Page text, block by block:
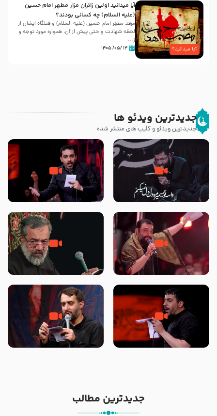
آیا میدانید؟
آیا میدانید اولین زائران مزار مطهر امام حسین
(علیه السلام) چه کسانی بودند؟
مرقد مطهر امام حسین (علیه السلام) و قتلگاه ایشان از
لحظه شهادت و حتی پیش از آن، همواره مورد توجه و
ز...
۱۴ /۰۵/ ۱۴۰۵
جدیدترین ویدئو ها
جدیدترین ویدئو و کلیپ های منتشر شده
مصداق کربلا – حاج حسین سیب
سرخی
شور ، حسینا! به‌ حق زهرا «أُنْظُرْ
إِلَینا» – عزاداری شب هفتم ماه
جانا جانا ابی عبدالله – کربلایی جواد
مقدم – شب هشتم محرم 1448 –
مادر منم مثل تو خمیدم – حاج
محمود کریمی – شهادت حضرت
هیئت رایة العباس علیه السلام
تک ، عبّاس، صاحب دل‌هاست –
حاج حنیف طاهری – عزاداری شب
من غلام نوکراتم من عاشق کربلاتم
– شور زمینه – شب هفتم – محرم
جدیدترین مطالب